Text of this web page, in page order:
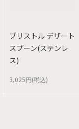
ブリストル デザート
スプーン(ステンレ
ス)
3,025円(税込)